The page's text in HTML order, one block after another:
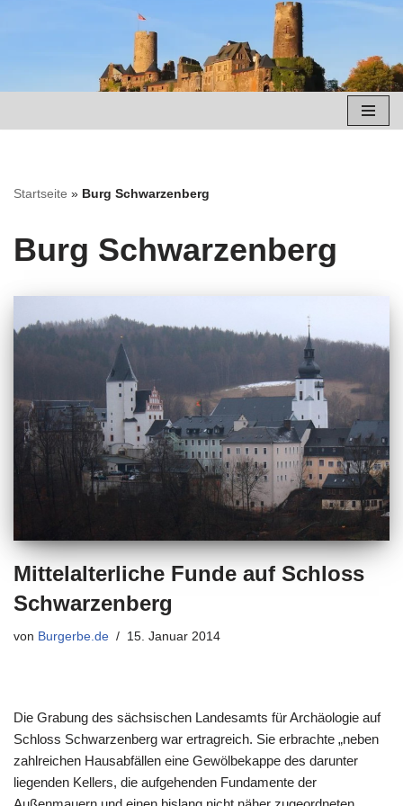
springen
Startseite » Burg Schwarzenberg
Burg Schwarzenberg
Mittelalterliche Funde auf Schloss
Schwarzenberg
von Burgerbe.de 15. Januar 2014
Die Grabung des sächsischen Landesamts für Archäologie auf
Schloss Schwarzenberg war ertragreich. Sie erbrachte „neben
zahlreichen Hausabfällen eine Gewölbekappe des darunter
liegenden Kellers, die aufgehenden Fundamente der